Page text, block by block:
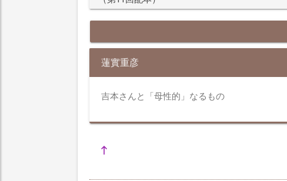
蓮實重彦
吉本さんと「母性的」なるもの